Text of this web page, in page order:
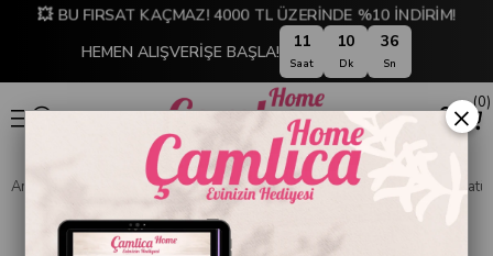
💥 BU FIRSAT KAÇMAZ! 4000 TL ÜZERİNDE %10 İNDİRİM!
HEMEN ALIŞVERİŞE BAŞLA! 11
Saat
10
Dk
36
Sn
0
Anasayfa TABLO KOLEKSİYONU Atatürk ve İstanbul Tabloları
×